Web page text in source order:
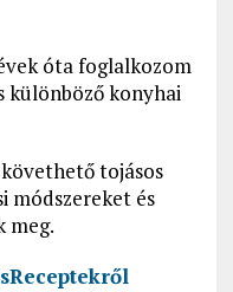
óta foglalkozom
különböző konyhai
tojásos
módszereket és
meg.